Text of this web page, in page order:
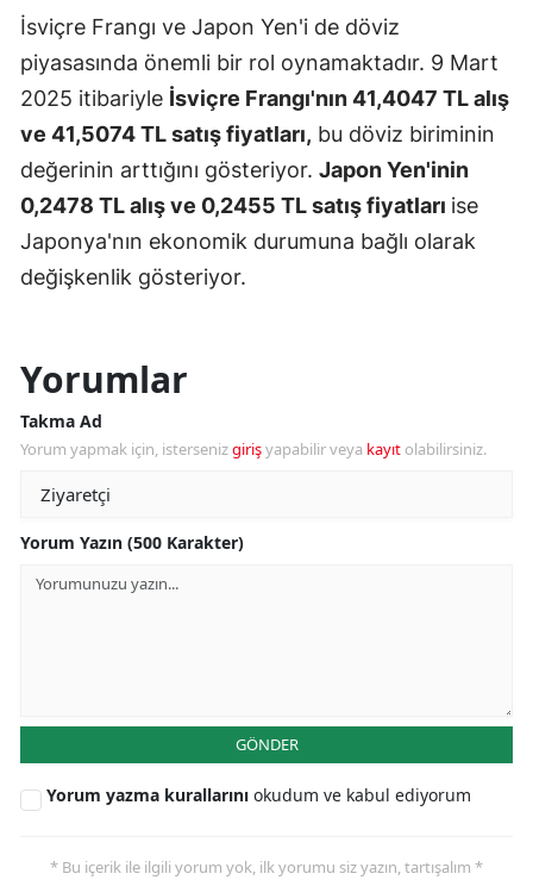
İsviçre Frangı ve Japon Yen'i de döviz
piyasasında önemli bir rol oynamaktadır. 9 Mart
2025 itibariyle İsviçre Frangı'nın 41,4047 TL alış
ve 41,5074 TL satış fiyatları, bu döviz biriminin
değerinin arttığını gösteriyor. Japon Yen'inin
0,2478 TL alış ve 0,2455 TL satış fiyatları ise
Japonya'nın ekonomik durumuna bağlı olarak
değişkenlik gösteriyor.
Yorumlar
Takma Ad
Yorum yapmak için, istersenizgirişyapabilir veya kayıt olabilirsiniz.
Yorum Yazın (500 Karakter)
GÖNDER
Yorum yazma kurallarını okudum ve kabul ediyorum
* Bu içerik ile ilgili yorum yok, ilk yorumu siz yazın, tartışalım *